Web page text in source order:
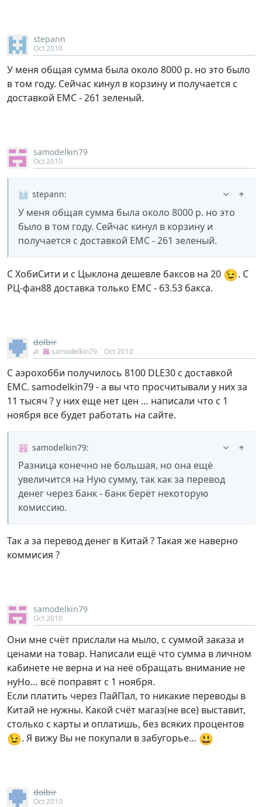
stepann
Oct 2010
У меня общая сумма была около 8000 р. но это было
в том году. Сейчас кинул в корзину и получается с
доставкой ЕМС - 261 зеленый.
samodelkin79
Oct 2010
stepann:
У меня общая сумма была около 8000 р. но это
было в том году. Сейчас кинул в корзину и
получается с доставкой ЕМС - 261 зеленый.
С ХобиСити и с Цыклона дешевле баксов на 20 😉. С
РЦ-фан88 доставка только ЕМС - 63.53 бакса.
dolbir
samodelkin79 Oct 2010
С аэрохобби получилось 8100 DLE30 с доставкой
ЕМС. samodelkin79 - а вы что просчитывали у них за
11 тысяч ? у них еще нет цен … написали что с 1
ноября все будет работать на сайте.
samodelkin79:
Разница конечно не большая, но она ещё
увеличится на Ную сумму, так как за перевод
денег через банк - банк берёт некоторую
комиссию.
Так а за перевод денег в Китай ? Такая же наверно
коммисия ?
samodelkin79
Oct 2010
Они мне счёт прислали на мыло, с суммой заказа и
ценами на товар. Написали ещё что сумма в личном
кабинете не верна и на неё обращать внимание не
нуНо… всё поправят с 1 ноября.
Если платить через ПайПал, то никакие переводы в
Китай не нужны. Какой счёт магаз(не все) выставит,
столько с карты и оплатишь, без всяких процентов
😉. Я вижу Вы не покупали в забугорье… 😃
dolbir
Oct 2010